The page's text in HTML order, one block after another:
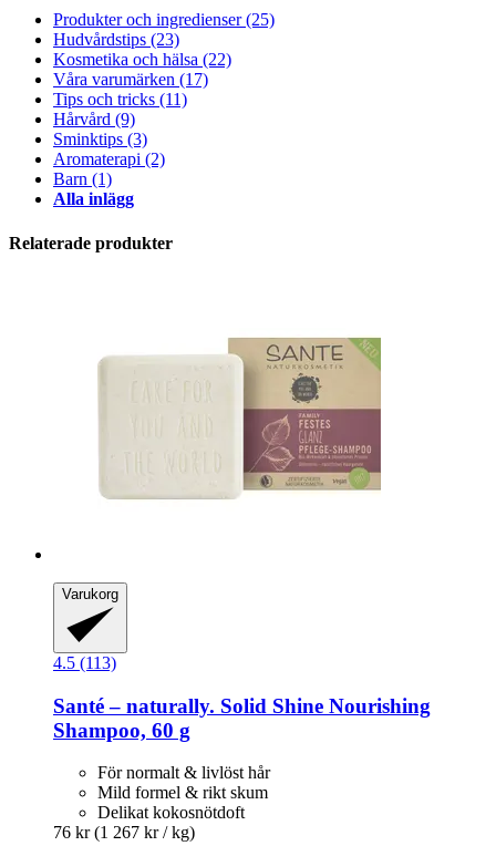
Produkter och ingredienser(25)
Hudvårdstips (23)
Kosmetika och hälsa (22)
Våra varumärken (17)
Tips och tricks (11)
Hårvård (9)
Sminktips (3)
Aromaterapi (2)
Barn (1)
Alla inlägg
Relaterade produkter
Varukorg
4.5 (113)
Santé – naturally. Solid Shine Nourishing
Shampoo, 60 g
För normalt & livlöst hår
Mild formel & rikt skum
Delikat kokosnötdoft
76 kr (1 267 kr / kg)